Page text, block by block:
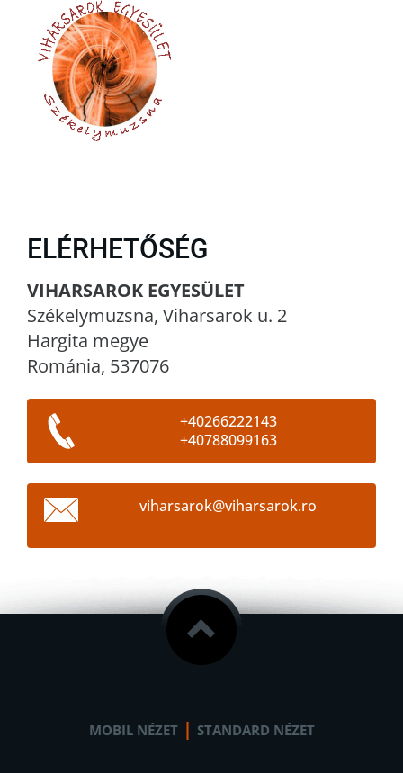
ELÉRHETŐSÉG
VIHARSAROK EGYESÜLET
Székelymuzsna, Viharsarok u. 2
Hargita megye
Románia, 537076
+40266222143
+40788099163
viharsarok@viharsarok.ro
MOBIL NÉZET | STANDARD NÉZET